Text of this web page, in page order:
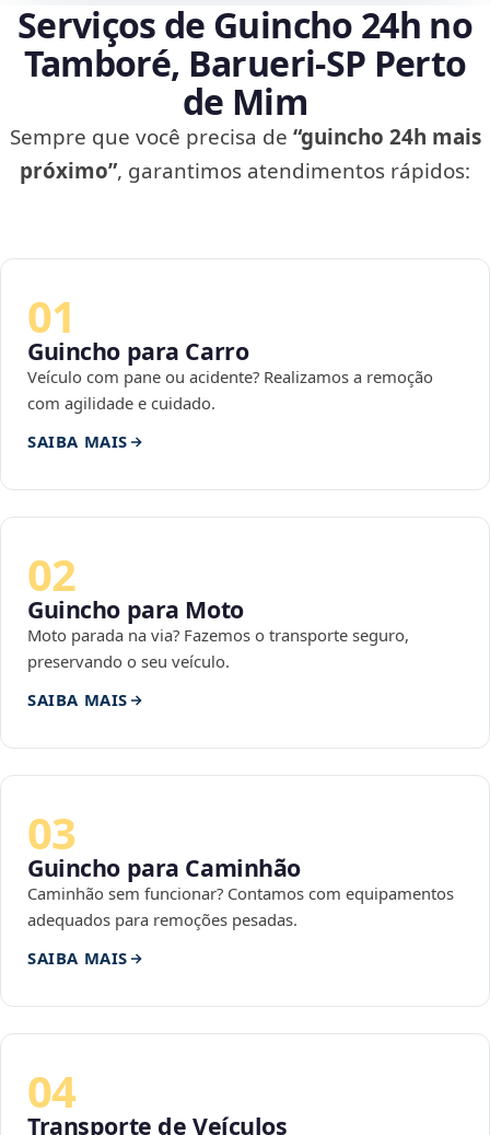
Serviços de Guincho 24h no
Tamboré, Barueri‑SP Perto
de Mim
Sempre que você precisa de “guincho 24h mais
próximo”, garantimos atendimentos rápidos:
01
Guincho para Carro
Veículo com pane ou acidente? Realizamos a remoção
com agilidade e cuidado.
SAIBA MAIS
02
Guincho para Moto
Moto parada na via? Fazemos o transporte seguro,
preservando o seu veículo.
SAIBA MAIS
03
Guincho para Caminhão
Caminhão sem funcionar? Contamos com equipamentos
adequados para remoções pesadas.
SAIBA MAIS
04
Transporte de Veículos